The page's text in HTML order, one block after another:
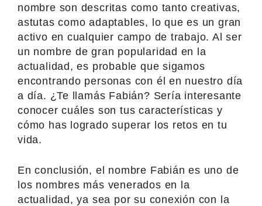
nombre son descritas como tanto creativas,
astutas como adaptables, lo que es un gran
activo en cualquier campo de trabajo. Al ser
un nombre de gran popularidad en la
actualidad, es probable que sigamos
encontrando personas con él en nuestro día
a día. ¿Te llamás Fabián? Sería interesante
conocer cuáles son tus características y
cómo has logrado superar los retos en tu
vida.
En conclusión, el nombre Fabián es uno de
los nombres más venerados en la
actualidad, ya sea por su conexión con la